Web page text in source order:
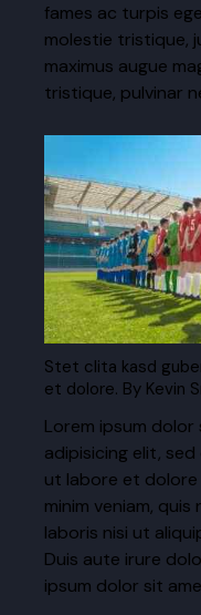
fames ac turpis
molestie tristique,
maximus augue
tristique, pulvinar
Stet clita kasd
et dolore. By Kevin
Lorem ipsum
adipisicing elit,
ut labore et dolore
minim veniam,
laboris nisi ut
Duis aute irure
ipsum dolor sit